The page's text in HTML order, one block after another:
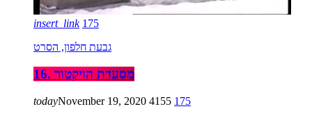
insert_link 175
גבעת חלפון, הסרט
16. מסעדת הויקטור
todayNovember 19, 2020 4155 175